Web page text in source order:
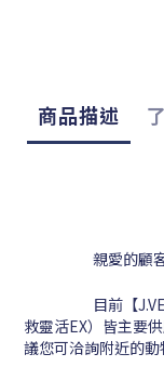
商品描述
親愛的顧
目前【
救靈活EX）皆主要
議您可洽詢附近的